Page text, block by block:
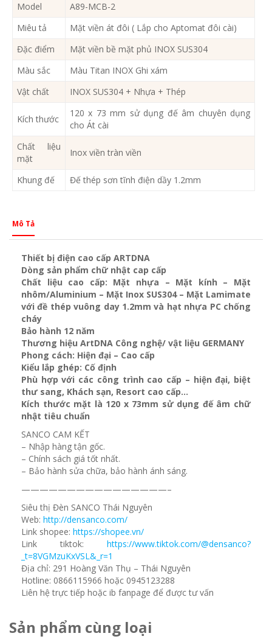
Model
A89-MCB-2
Miêu tả
Mặt viền át đôi ( Lắp cho Aptomat đôi cài)
Đặc điểm
Mặt viền bề mặt phủ INOX SUS304
Màu sắc
Màu Titan INOX Ghi xám
Vật chất
INOX SUS304 + Nhựa + Thép
Kích thước
120 x 73 mm sử dụng đế âm chuyên dụng
cho Át cài
Chất liệu
mặt
Inox viền tràn viền
Khung đế Đế thép sơn tĩnh điện dầy 1.2mm
Mô Tả
Thiết bị điện cao cấp ARTDNA
Dòng sản phẩm chữ nhật cap cấp
Chất liệu cao cấp: Mặt nhựa – Mặt kính – Mặt
nhôm/Aluminium – Mặt Inox SUS304 – Mặt Lamimate
với đề thép vuông day 1.2mm và hạt nhựa PC chống
cháy
Bảo hành 12 năm
Thương hiệu ArtDNA Công nghệ/ vật liệu GERMANY
Phong cách: Hiện đại – Cao cấp
Kiểu lắp ghép: Cố định
Phù hợp với các công trình cao cấp – hiện đại, biệt
thư sang, Khách sạn, Resort cao cấp…
Kích thước mặt là 120 x 73mm sử dụng đế âm chữ
nhật tiêu chuẩn
SANCO CAM KẾT
– Nhập hàng tận gốc.
– Chính sách giá tốt nhất.
– Bảo hành sửa chữa, bảo hành ánh sáng.
————————————————–
Siêu thị Đèn SANCO Thái Nguyên
Web: http://densanco.com/
Link shopee: https://shopee.vn/
Link tiktok: https://www.tiktok.com/@densanco?
_t=8VGMzuKxVSL&_r=1
Địa chỉ: 291 Hoàng Văn Thụ – Thái Nguyên
Hotline: 0866115966 hoặc 0945123288
Liên hệ trực tiếp hoặc ib fanpage để được tư vấn
Sản phẩm cùng loại